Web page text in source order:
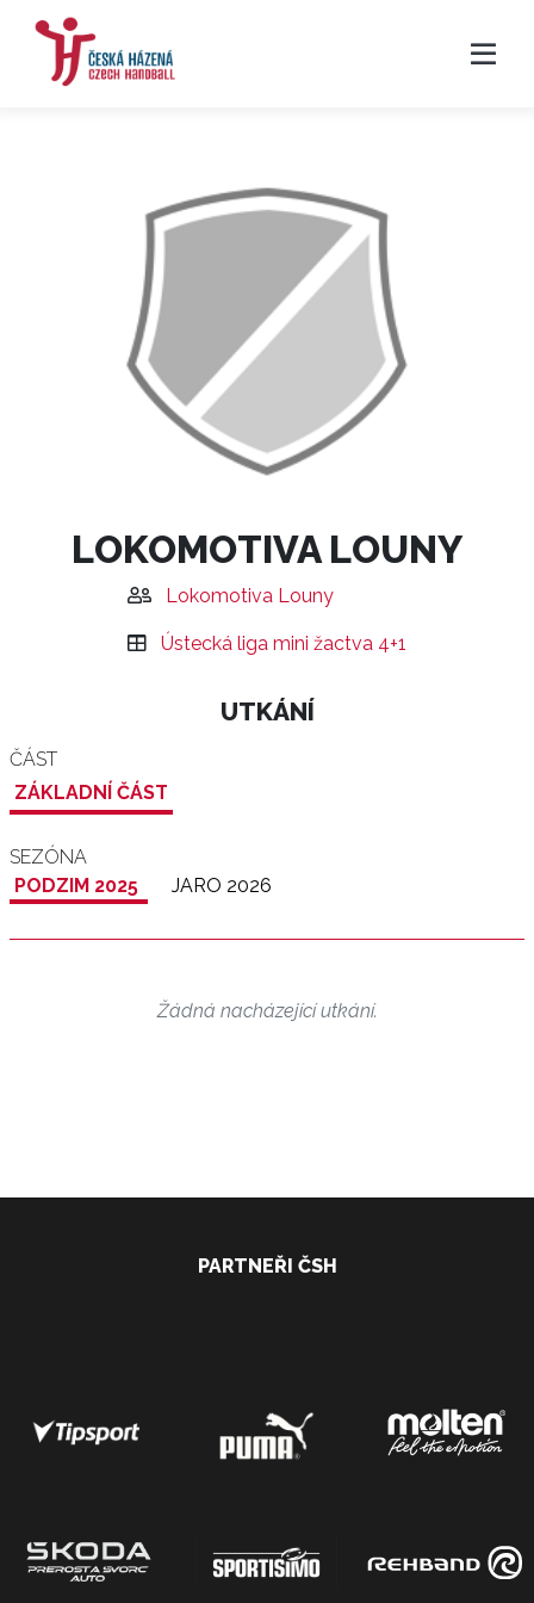
LOKOMOTIVA LOUNY
Lokomotiva Louny
Ústecká liga mini žactva 4+1
UTKÁNÍ
ČÁST
ZÁKLADNÍ ČÁST
SEZÓNA
PODZIM 2025
JARO 2026
Žádná nacházející utkání.
PARTNEŘI ČSH